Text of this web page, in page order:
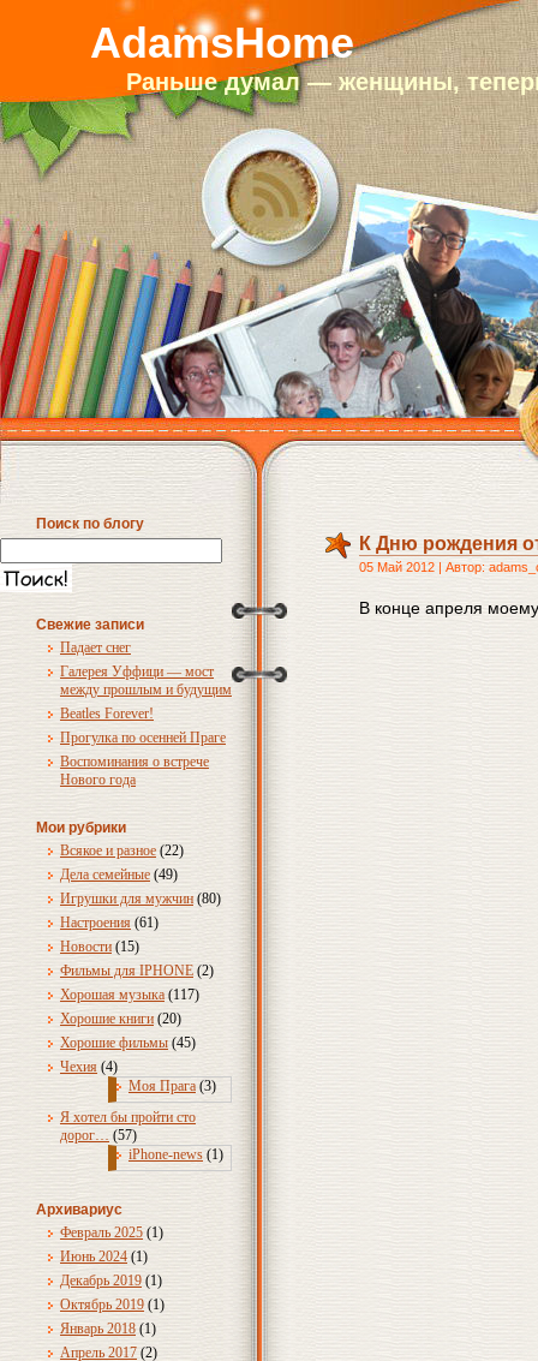
AdamsHome
Раньше думал — женщины,
Поиск по блогу
Свежие записи
Падает снег
Галерея Уффици — мост
между прошлым и будущим
Beatles Forever!
Прогулка по осенней Праге
Воспоминания о встрече
Нового года
Мои рубрики
Всякое и разное (22)
Дела семейные (49)
Игрушки для мужчин (80)
Настроения (61)
Новости (15)
Фильмы для IPHONE (2)
Хорошая музыка (117)
Хорошие книги (20)
Хорошие фильмы (45)
Чехия (4)
Моя Прага (3)
Я хотел бы пройти сто
дорог… (57)
iPhone-news (1)
Архивариус
Февраль 2025 (1)
Июнь 2024 (1)
Декабрь 2019 (1)
Октябрь 2019 (1)
Январь 2018 (1)
Апрель 2017 (2)
К Дню рождения
05 Май 2012 | Автор:
В конце апреля